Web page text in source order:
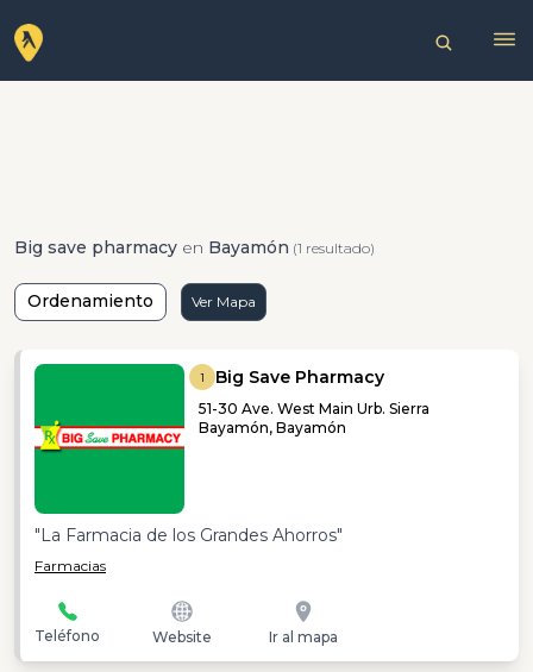
Big save pharmacy en Bayamón (1 resultado)
Ordenamiento Ver Mapa
1 Big Save Pharmacy
51-30 Ave. West Main Urb. Sierra
Bayamón, Bayamón
"La Farmacia de los Grandes Ahorros"
Farmacias
Teléfono Website Ir al mapa